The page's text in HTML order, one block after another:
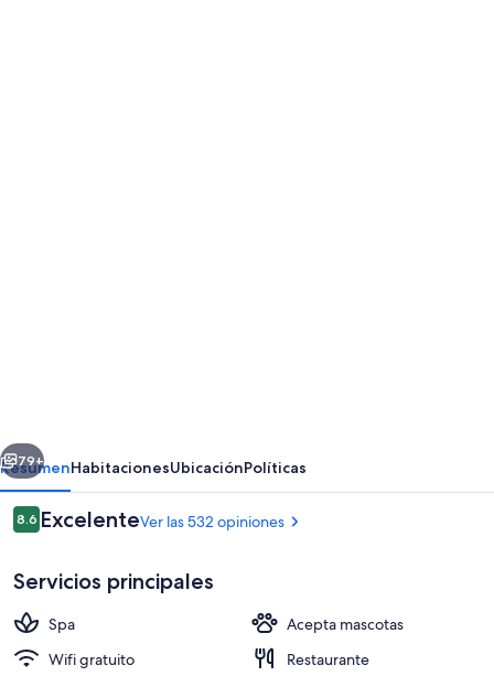
Siguiente
79+
ResumenHabitacionesUbicaciónPolíticas
Opiniones
8.68.6 de 10,
ExcelenteVer las 532 opiniones
Servicios principales
Spa
Acepta mascotas
Wifi gratuito
Restaurante